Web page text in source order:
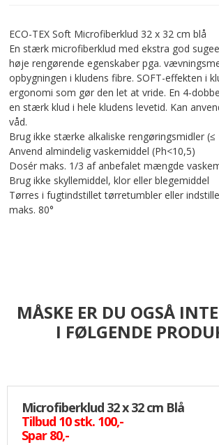
ECO-TEX Soft Microfiberklud 32 x 32 cm blå
En stærk microfiberklud med ekstra god
høje rengørende egenskaber pga.
opbygningen i kludens fibre. SOFT-effekten i
ergonomi som gør den let at vride. En 4-
en stærk klud i hele kludens levetid. Kan
våd.
Brug ikke stærke alkaliske rengøringsmidler (≤
Anvend almindelig vaskemiddel (Ph<10,5)
Dosér maks. 1/3 af anbefalet mængde
Brug ikke skyllemiddel, klor eller blegemiddel
Tørres i fugtindstillet tørretumbler eller
maks. 80°
MÅSKE ER DU OGSÅ
I FØLGENDE
Microfiberklud 32 x 32 cm Blå
Tilbud 10 stk. 100,-
Spar 80,-